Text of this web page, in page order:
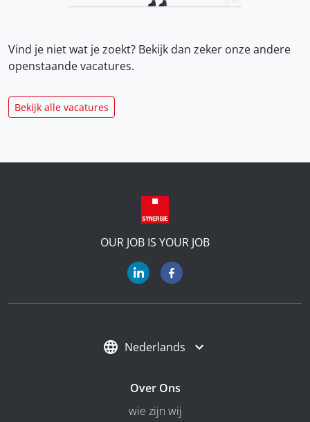
Vind je niet wat je zoekt? Bekijk dan zeker onzeandere
openstaande vacatures.
Bekijk alle vacatures
OUR JOB IS YOUR JOB
Nederlands
Over Ons
wie zijn wij